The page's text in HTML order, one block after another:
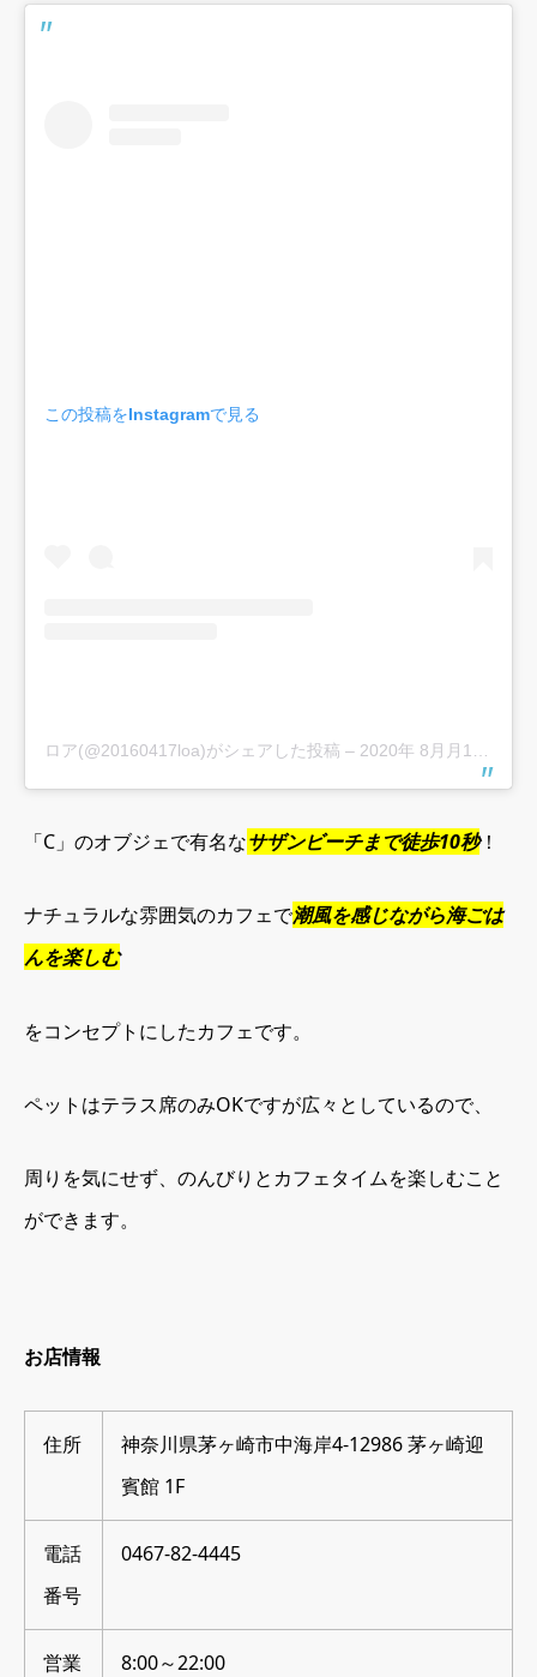
この投稿をInstagramで見る
ロア(@20160417loa)がシェアした投稿 – 2020年 8月月13日午後6時29分PDT
「C」のオブジェで有名なサザンビーチまで徒歩10秒！
ナチュラルな雰囲気のカフェで潮風を感じながら海ごは
んを楽しむ
をコンセプトにしたカフェです。
ペットはテラス席のみOKですが広々としているので、
周りを気にせず、のんびりとカフェタイムを楽しむこと
ができます。
お店情報
住所
神奈川県茅ヶ崎市中海岸4-12986 茅ヶ崎迎
賓館 1F
電話
番号
0467-82-4445
営業
8:00～22:00